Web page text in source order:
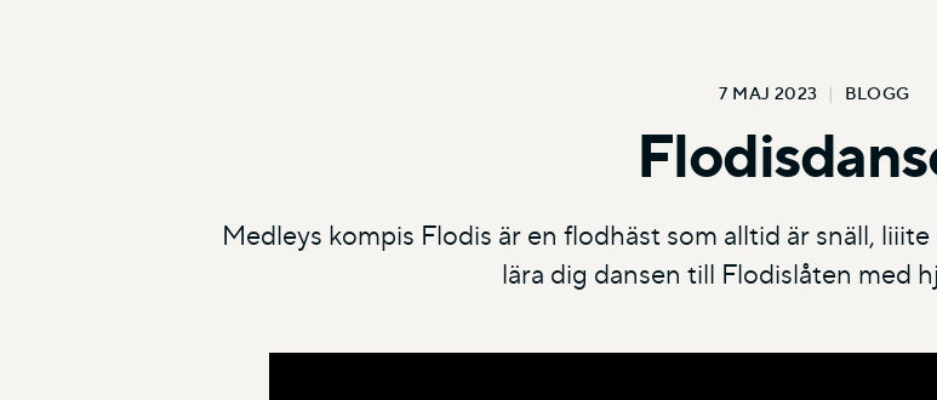
7 MAJ 2023 | BLOGG
Medleys kompis Flodis är en flodhäst som alltid är snäll,
lära dig dansen till Flodislåten med